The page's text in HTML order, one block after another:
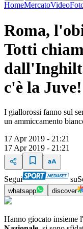
HomeMercatoVideo
Roma,
Totti
c'è la Juve!
I giallorossi fanno sul
un ammiccamento
17 Apr 2019 - 21:21
17 Apr 2019 - 21:21
Segui su
whatsapp discover
Hanno giocato insieme